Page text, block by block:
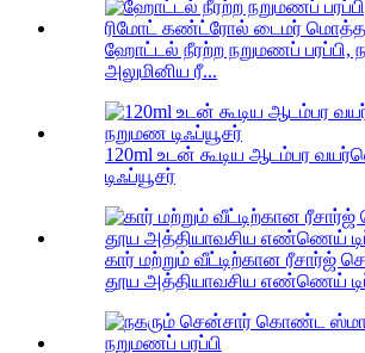
ஹோட்டல் நீரற்ற நறுமணப் பரப்பி,
அலுமினிய ரீ...
120ml உடன் கூடிய ஆடம்பர
டிஃப்யூசர்
கார் மற்றும் வீட்டிற்கான ரீசார்ஜ்
தூய அத்தியாவசிய எண்ணெய்